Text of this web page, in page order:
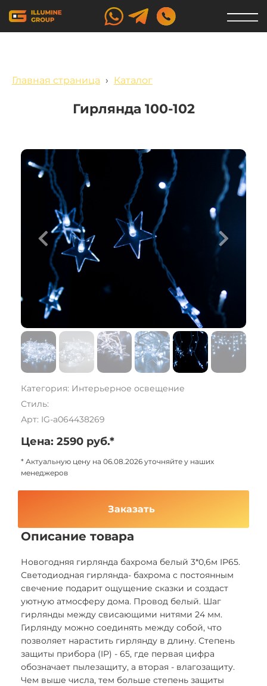
Главная страница › Каталог
Гирлянда 100-102
Категория: Интерьерное освещение
Стиль:
Арт: IG-a064438269
Цена: 2590 руб.*
* Актуальную цену на 06.08.2026 уточняйте у наших
менеджеров
Заказать
Описание товара
Новогодняя гирлянда бахрома белый 3*0,6м IP65.
Светодиодная гирлянда- бахрома с постоянным
свечение подарит ощущение сказки и создаст
уютную атмосферу дома. Провод белый. Шаг
гирлянды между свисающими нитями 24 мм.
Гирлянду можно соединять между собой, что
позволяет нарастить гирлянду в длину. Степень
защиты прибора (IP) - 65, где первая цифра
обозначает пылезащиту, а вторая - влагозащиту.
Чем выше числа, тем больше степень защиты